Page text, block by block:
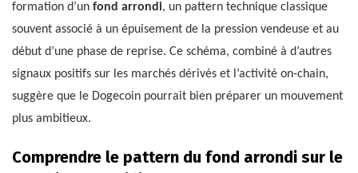
formation d’un fond arrondi, un pattern technique classique
souvent associé à un épuisement de la pression vendeuse et au
début d’une phase de reprise. Ce schéma, combiné à d’autres
signaux positifs sur les marchés dérivés et l’activité on-chain,
suggère que le Dogecoin pourrait bien préparer un mouvement
plus ambitieux.
Comprendre le pattern du fond arrondi sur le